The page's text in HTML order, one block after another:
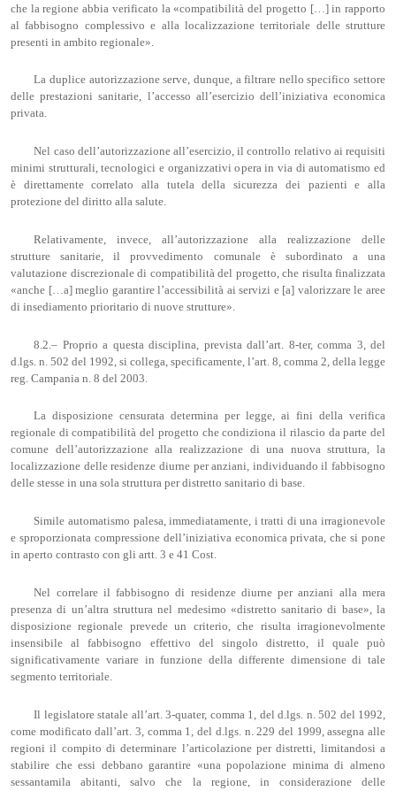
che la regione abbia verificato la «compatibilità del progetto […] in rapporto
al fabbisogno complessivo e alla localizzazione territoriale delle strutture
presenti in ambito regionale».
La duplice autorizzazione serve, dunque, a filtrare nello specifico settore
delle prestazioni sanitarie, l’accesso all’esercizio dell’iniziativa economica
privata.
Nel caso dell’autorizzazione all’esercizio, il controllo relativo ai requisiti
minimi strutturali, tecnologici e organizzativi opera in via di automatismo ed
è direttamente correlato alla tutela della sicurezza dei pazienti e alla
protezione del diritto alla salute.
Relativamente, invece, all’autorizzazione alla realizzazione delle
strutture sanitarie, il provvedimento comunale è subordinato a una
valutazione discrezionale di compatibilità del progetto, che risulta finalizzata
«anche […a] meglio garantire l’accessibilità ai servizi e [a] valorizzare le aree
di insediamento prioritario di nuove strutture».
8.2.– Proprio a questa disciplina, prevista dall’art. 8-ter, comma 3, del
d.lgs. n. 502 del 1992, si collega, specificamente, l’art. 8, comma 2, della legge
reg. Campania n. 8 del 2003.
La disposizione censurata determina per legge, ai fini della verifica
regionale di compatibilità del progetto che condiziona il rilascio da parte del
comune dell’autorizzazione alla realizzazione di una nuova struttura, la
localizzazione delle residenze diurne per anziani, individuando il fabbisogno
delle stesse in una sola struttura per distretto sanitario di base.
Simile automatismo palesa, immediatamente, i tratti di una irragionevole
e sproporzionata compressione dell’iniziativa economica privata, che si pone
in aperto contrasto con gli artt. 3 e 41 Cost.
Nel correlare il fabbisogno di residenze diurne per anziani alla mera
presenza di un’altra struttura nel medesimo «distretto sanitario di base», la
disposizione regionale prevede un criterio, che risulta irragionevolmente
insensibile al fabbisogno effettivo del singolo distretto, il quale può
significativamente variare in funzione della differente dimensione di tale
segmento territoriale.
Il legislatore statale all’art. 3-quater, comma 1, del d.lgs. n. 502 del 1992,
come modificato dall’art. 3, comma 1, del d.lgs. n. 229 del 1999, assegna alle
regioni il compito di determinare l’articolazione per distretti, limitandosi a
stabilire che essi debbano garantire «una popolazione minima di almeno
sessantamila abitanti, salvo che la regione, in considerazione delle